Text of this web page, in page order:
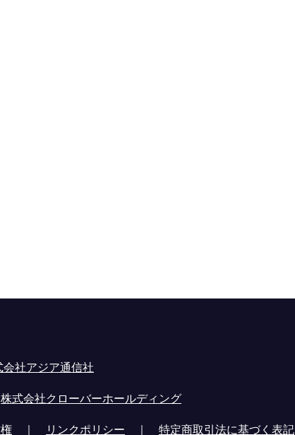
会社アジア通信社
株式会社クローバーホールディング
｜ リンクポリシー ｜ 特定商取引法に基づく表記